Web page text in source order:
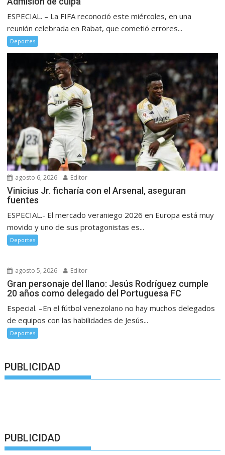
ESPECIAL. – La FIFA reconoció este miércoles, en una
reunión celebrada en Rabat, que cometió errores...
Deportes
agosto 6, 2026 Editor
Vinicius Jr. ficharía con el Arsenal, aseguran
fuentes
ESPECIAL.- El mercado veraniego 2026 en Europa está muy
movido y uno de sus protagonistas es...
Deportes
agosto 5, 2026 Editor
Gran personaje del llano: Jesús Rodríguez cumple
20 años como delegado del Portuguesa FC
Especial. –En el fútbol venezolano no hay muchos delegados
de equipos con las habilidades de Jesús...
Deportes
PUBLICIDAD
PUBLICIDAD